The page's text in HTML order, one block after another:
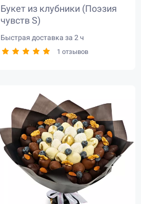
Букет из клубники (Поэзия
чувств S)
Быстрая доставка за 2 ч
1 отзывов